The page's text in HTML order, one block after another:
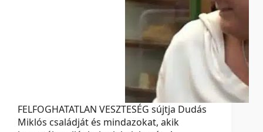
FELFOGHATATLAN VESZTESÉG sújtja Dudás
Miklós családját és mindazokat, akik